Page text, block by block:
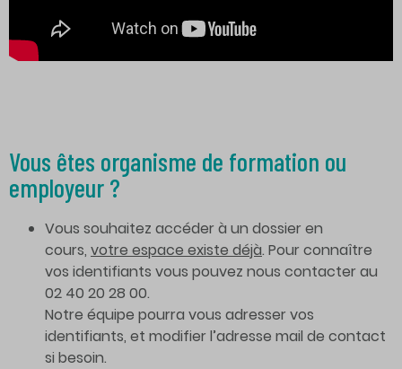
Vous êtes organisme de formation ou
employeur ?
Vous souhaitez accéder à un dossier en
cours, votre espace existe déjà. Pour connaître
vos identifiants vous pouvez nous contacter au
02 40 20 28 00.
Notre équipe pourra vous adresser vos
identifiants, et modifier l’adresse mail de contact
si besoin.